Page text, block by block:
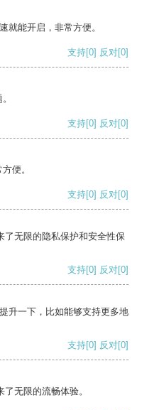
就能开启，非常方便。
支持[0] 反对[0]
支持[0] 反对[0]
便。
支持[0] 反对[0]
了无限的隐私保护和安全性保
支持[0] 反对[0]
升一下，比如能够支持更多地
支持[0] 反对[0]
无限的流畅体验。